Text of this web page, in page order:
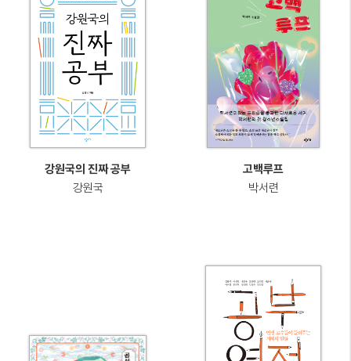
강원국의 진짜 공부
강원국
고백루프
박서련